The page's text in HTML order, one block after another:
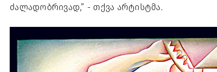
ძალადობრივად,” - თქვა არტისტმა.